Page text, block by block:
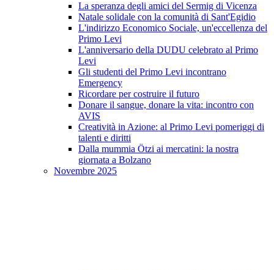
La speranza degli amici del Sermig di Vicenza
Natale solidale con la comunità di Sant'Egidio
L'indirizzo Economico Sociale, un'eccellenza del
Primo Levi
L'anniversario della DUDU celebrato al Primo
Levi
Gli studenti del Primo Levi incontrano
Emergency
Ricordare per costruire il futuro
Donare il sangue, donare la vita: incontro con
AVIS
Creatività in Azione: al Primo Levi pomeriggi di
talenti e diritti
Dalla mummia Ötzi ai mercatini: la nostra
giornata a Bolzano
Novembre 2025